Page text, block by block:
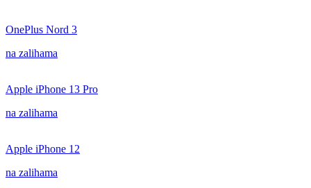
OnePlus Nord 3
na zalihama
Apple iPhone 13 Pro
na zalihama
Apple iPhone 12
na zalihama